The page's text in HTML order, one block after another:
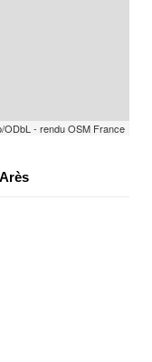
- rendu OSM France